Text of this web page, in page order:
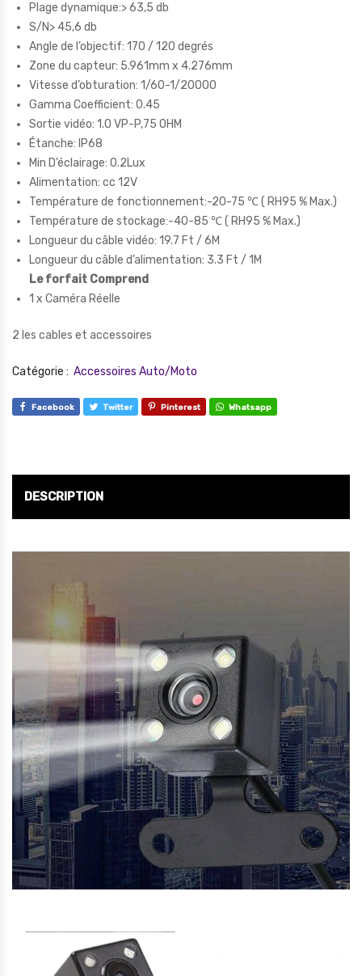
Plage dynamique:> 63,5 db
S/N> 45,6 db
Angle de l’objectif: 170 / 120 degrés
Zone du capteur: 5.961mm x 4.276mm
Vitesse d’obturation: 1/60-1/20000
Gamma Coefficient: 0.45
Sortie vidéo: 1.0 VP-P,75 OHM
Étanche: IP68
Min D’éclairage: 0.2Lux
Alimentation: cc 12V
Température de fonctionnement:-20-75 ℃ ( RH95 % Max.)
Température de stockage:-40-85 ℃ ( RH95 % Max.)
Longueur du câble vidéo: 19.7 Ft / 6M
Longueur du câble d’alimentation: 3.3 Ft / 1M
Le forfait Comprend
1 x Caméra Réelle
2 les cables et accessoires
Catégorie : Accessoires Auto/Moto
Facebook Twitter Pinterest Whatsapp
DESCRIPTION